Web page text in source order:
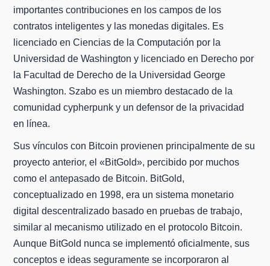
importantes contribuciones en los campos de los
contratos inteligentes y las monedas digitales. Es
licenciado en Ciencias de la Computación por la
Universidad de Washington y licenciado en Derecho por
la Facultad de Derecho de la Universidad George
Washington. Szabo es un miembro destacado de la
comunidad cypherpunk y un defensor de la privacidad
en línea.
Sus vínculos con Bitcoin provienen principalmente de su
proyecto anterior, el «BitGold», percibido por muchos
como el antepasado de Bitcoin. BitGold,
conceptualizado en 1998, era un sistema monetario
digital descentralizado basado en pruebas de trabajo,
similar al mecanismo utilizado en el protocolo Bitcoin.
Aunque BitGold nunca se implementó oficialmente, sus
conceptos e ideas seguramente se incorporaron al